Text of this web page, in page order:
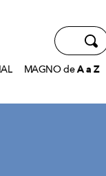
MAGNOdeAa Z